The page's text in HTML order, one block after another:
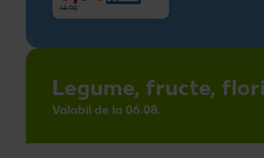
14,90
Legume, fructe,
Valabil de la 06.08.